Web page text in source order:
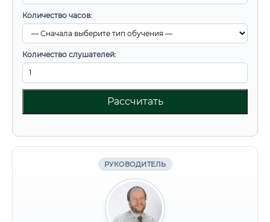
Количество часов:
Количество слушателей:
Рассчитать
РУКОВОДИТЕЛЬ